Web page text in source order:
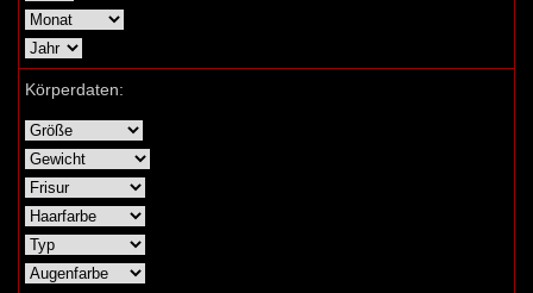
Körperdaten: